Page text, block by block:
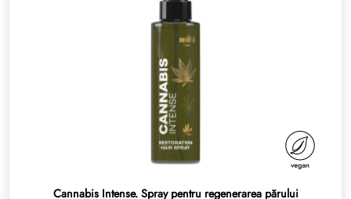
Cannabis Intense. Spray pentru regenerarea părului